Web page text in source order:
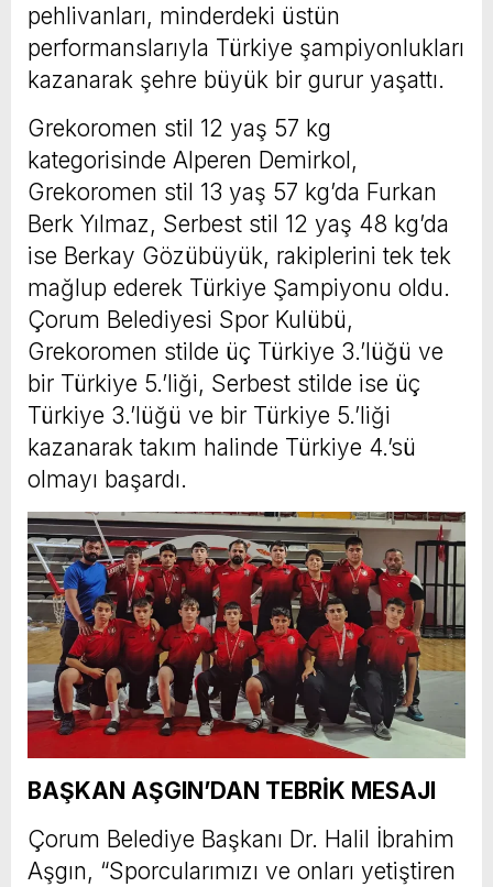
pehlivanları, minderdeki üstün
performanslarıyla Türkiye şampiyonlukları
kazanarak şehre büyük bir gurur yaşattı.
Grekoromen stil 12 yaş 57 kg
kategorisinde Alperen Demirkol,
Grekoromen stil 13 yaş 57 kg’da Furkan
Berk Yılmaz, Serbest stil 12 yaş 48 kg’da
ise Berkay Gözübüyük, rakiplerini tek tek
mağlup ederek Türkiye Şampiyonu oldu.
Çorum Belediyesi Spor Kulübü,
Grekoromen stilde üç Türkiye 3.’lüğü ve
bir Türkiye 5.’liği, Serbest stilde ise üç
Türkiye 3.’lüğü ve bir Türkiye 5.’liği
kazanarak takım halinde Türkiye 4.’sü
olmayı başardı.
BAŞKAN AŞGIN’DAN TEBRİK MESAJI
Çorum Belediye Başkanı Dr. Halil İbrahim
Aşgın, “Sporcularımızı ve onları yetiştiren